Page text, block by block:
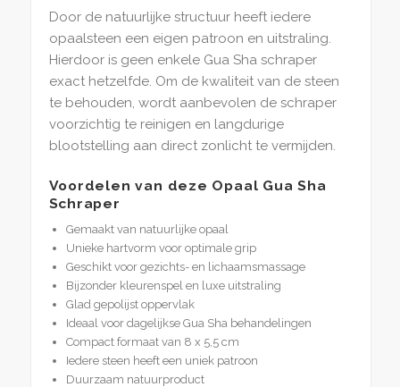
Door de natuurlijke structuur heeft iedere
opaalsteen een eigen patroon en uitstraling.
Hierdoor is geen enkele Gua Sha schraper
exact hetzelfde. Om de kwaliteit van de steen
te behouden, wordt aanbevolen de schraper
voorzichtig te reinigen en langdurige
blootstelling aan direct zonlicht te vermijden.
Voordelen van deze Opaal Gua Sha
Schraper
Gemaakt van natuurlijke opaal
Unieke hartvorm voor optimale grip
Geschikt voor gezichts- en lichaamsmassage
Bijzonder kleurenspel en luxe uitstraling
Glad gepolijst oppervlak
Ideaal voor dagelijkse Gua Sha behandelingen
Compact formaat van 8 x 5,5 cm
Iedere steen heeft een uniek patroon
Duurzaam natuurproduct